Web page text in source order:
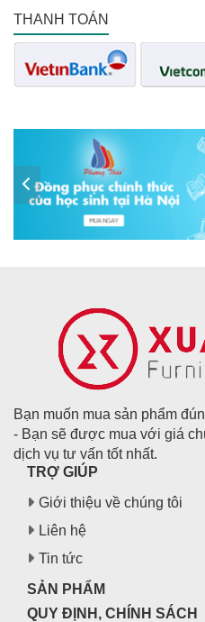
THANH TOÁN
Bạn muốn mua sản phẩm
- Bạn sẽ được mua với giá
dịch vụ tư vấn tốt nhất.
TRỢ GIÚP
Giới thiệu về chúng tôi
Liên hệ
Tin tức
SẢN PHẨM
QUY ĐỊNH, CHÍNH SÁCH